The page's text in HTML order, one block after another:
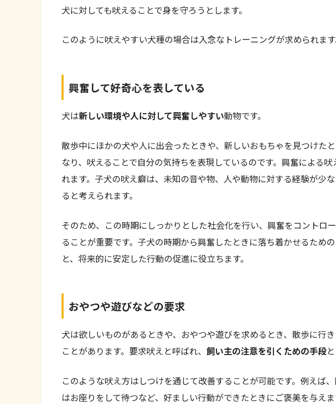
犬に対しても吠えることで身を守ろうとします。
このように吠えやすい犬種の場合は入念なトレーニングが求められます
興奮して好奇心を表している
犬は新しい環境や人に対して興奮しやすい動物です。
散歩中にほかの犬や人に出会ったときや、新しいおもちゃを見つけた
なり、吠えることで自分の気持ちを表現しているのです。興奮による
れます。子犬の吠え癖は、未知の音や物、人や動物に対する経験が少
ると考えられます。
そのため、この時期にしっかりとした社会化を行い、興奮をコントロ
ることが重要です。子犬の時期から興奮したときに落ち着かせるため
と、将来的に安定した行動の促進に役立ちます。
おやつや遊びなどの要求
犬は欲しいものがあるときや、おやつや遊びを求めるとき、散歩に行
ことがあります。要求吠えと呼ばれ、 飼い主の注意を引くための手段
このような吠え方はしつけを通じて改善することが可能です。例えば
はお座りをして待つなど、好ましい行動ができたときにご褒美を与えま